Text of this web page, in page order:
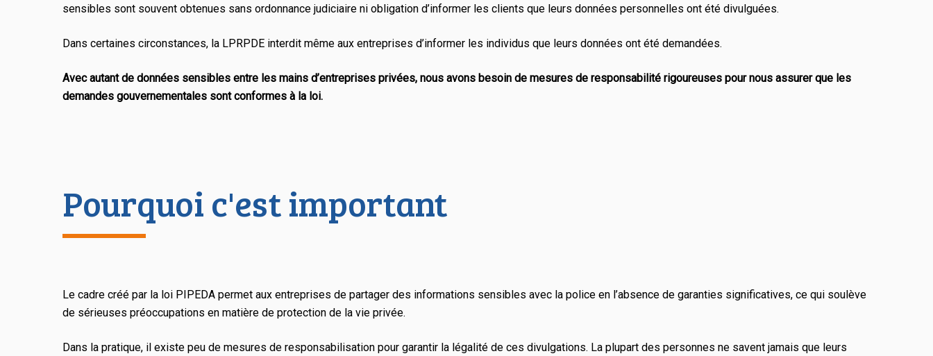
sensibles sont souvent obtenues sans ordonnance judiciaire ni obligation d’informer les clients que leurs données personnelles ont été divulguées.
Dans certaines circonstances, la LPRPDE interdit même aux entreprises d’informer les individus que leurs données ont été demandées.
Avec autant de données sensibles entre les mains d’entreprises privées, nous avons besoin de mesures de responsabilité rigoureuses pour nous assurer que les
demandes gouvernementales sont conformes à la loi.
Pourquoi c'est important
Le cadre créé par la loi PIPEDA permet aux entreprises de partager des informations sensibles avec la police en l’absence de garanties significatives, ce qui soulève
de sérieuses préoccupations en matière de protection de la vie privée.
Dans la pratique, il existe peu de mesures de responsabilisation pour garantir la légalité de ces divulgations. La plupart des personnes ne savent jamais que leurs